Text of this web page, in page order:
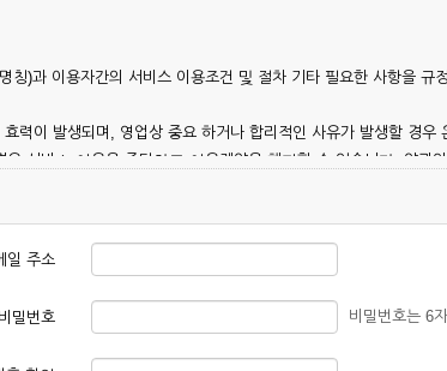
칭)과 이용자간의 서비스 이용조건 및 절차 기타 필요한 사항을 규
력이 발생되며, 영업상 중요 하거나 합리적인 사유가 발생할 경우
서비스 이용을 중단하고 이용계약을 해지할 수 있습니다. 약관
, 이용안내 및 기타 관계법령의 규정에 따릅니다.
일 주소
비밀번호 비밀번호는 6